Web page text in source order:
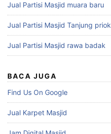
Jual Partisi Masjid muara baru
Jual Partisi Masjid Tanjung priok
Jual Partisi Masjid rawa badak
BACA JUGA
Find Us On Google
Jual Karpet Masjid